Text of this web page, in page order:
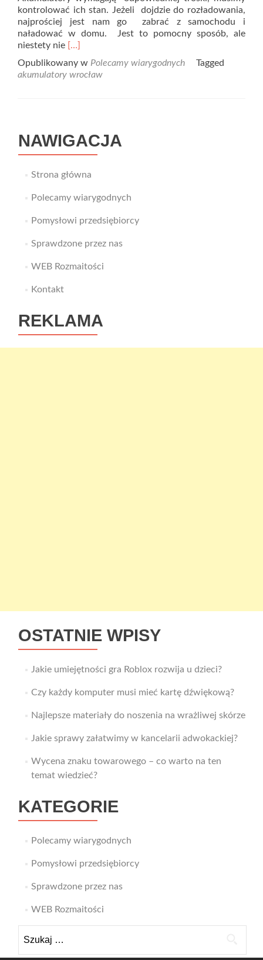
kontrolować ich stan. Jeżeli dojdzie do rozładowania,
najprościej jest nam go zabrać z samochodu i
naładować w domu. Jest to pomocny sposób, ale
niestety nie Read
about
Gdzie
[…]
Opublikowany w Polecamy wiarygodnych
Tagged
akumulatory wrocław
NAWIGACJA
Strona główna
Polecamy wiarygodnych
Pomysłowi przedsiębiorcy
Sprawdzone przez nas
WEB Rozmaitości
Kontakt
REKLAMA
OSTATNIE WPISY
Jakie umiejętności gra Roblox rozwija u dzieci?
Czy każdy komputer musi mieć kartę dźwiękową?
Najlepsze materiały do noszenia na wrażliwej skórze
Jakie sprawy załatwimy w kancelarii adwokackiej?
Wycena znaku towarowego – co warto na ten
temat wiedzieć?
KATEGORIE
Polecamy wiarygodnych
Pomysłowi przedsiębiorcy
Sprawdzone przez nas
WEB Rozmaitości